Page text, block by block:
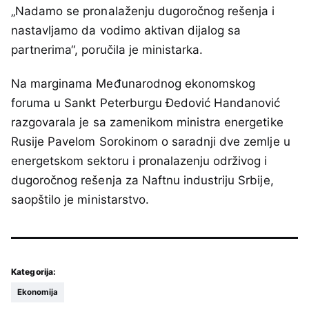
„Nadamo se pronalaženju dugoročnog rešenja i
nastavljamo da vodimo aktivan dijalog sa
partnerima“, poručila je ministarka.
Na marginama Međunarodnog ekonomskog
foruma u Sankt Peterburgu Đedović Handanović
razgovarala je sa zamenikom ministra energetike
Rusije Pavelom Sorokinom o saradnji dve zemlje u
energetskom sektoru i pronalazenju održivog i
dugoročnog rešenja za Naftnu industriju Srbije,
saopštilo je ministarstvo.
Kategorija:
Ekonomija